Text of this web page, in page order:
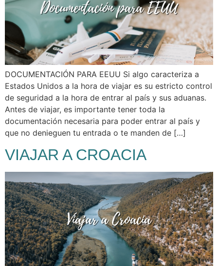
DOCUMENTACIÓN PARA EEUU Si algo caracteriza a
Estados Unidos a la hora de viajar es su estricto control
de seguridad a la hora de entrar al país y sus aduanas.
Antes de viajar, es importante tener toda la
documentación necesaria para poder entrar al país y
que no denieguen tu entrada o te manden de […]
VIAJAR A CROACIA